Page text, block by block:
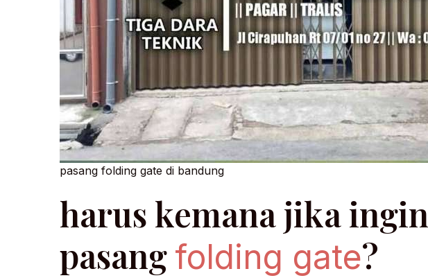
pasang folding gate di bandung
harus kemana jika ingin
pasang folding gate?